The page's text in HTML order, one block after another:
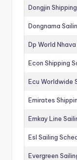
Dongjin
Dongnama
Dp World
Econ Shipping
Ecu Worldwide
Emirates
Emkay Line
Esl Sailing
Evergreen